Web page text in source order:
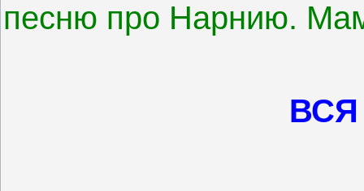
песню про Нарнию.